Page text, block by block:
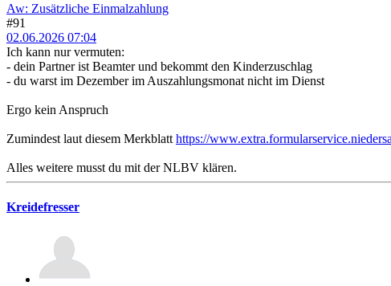
Aw: Zusätzliche Einmalzahlung
#91
02.06.2026 07:04
Ich kann nur vermuten:
- dein Partner ist Beamter und bekommt den Kinderzuschlag
- du warst im Dezember im Auszahlungsmonat nicht im Dienst
Ergo kein Anspruch
Zumindest laut diesem Merkblatt https://
Alles weitere musst du mit der NLBV klären.
Kreidefresser